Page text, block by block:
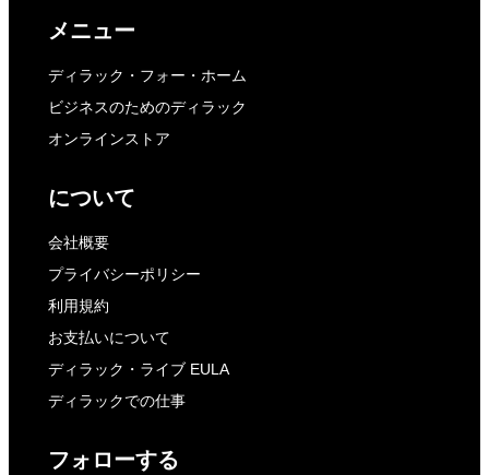
メニュー
ディラック・フォー・ホーム
ビジネスのためのディラック
オンラインストア
について
会社概要
プライバシーポリシー
利用規約
お支払いについて
ディラック・ライブ EULA
ディラックでの仕事
フォローする